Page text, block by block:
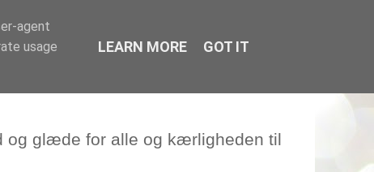
og glæde for alle og kærligheden til
agent
usage
LEARN MORE GOT IT